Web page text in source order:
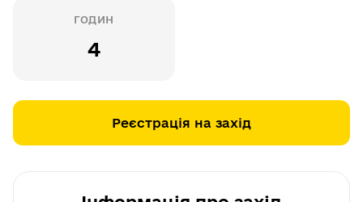
ГОДИН
4
Реєстрація на захід